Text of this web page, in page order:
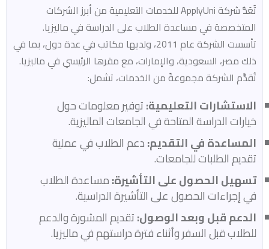
تُعَدُّ شركة ApplyUni للخدمات التعليمية من أبرز الشركات
المتخصصة في مساعدة الطلاب على الدراسة في ماليزيا.
تأسست الشركة عام 2011، ولديها مكاتب في عدة دول، بما في
ذلك مصر، السعودية، والإمارات، مع مقرها الرئيسي في ماليزيا.
تُقدِّم الشركة مجموعةً من الخدمات، تشمل:​
الاستشارات التعليمية:توفير معلومات حول
خيارات الدراسة المتاحة في الجامعات الماليزية.​
المساعدة في التقديم:دعم الطلاب في عملية
تقديم الطلبات للجامعات.​
تسهيل الحصول على التأشيرة:مساعدة الطلاب
في إجراءات الحصول على التأشيرة الدراسية.​
الدعم قبل وبعد الوصول:تقديم المشورة والدعم
للطلاب قبل السفر وأثناء فترة دراستهم في ماليزيا.​